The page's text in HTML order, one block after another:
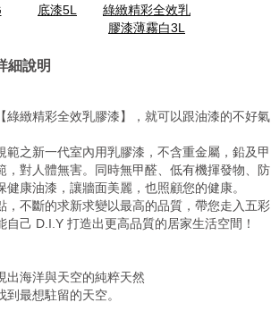
底漆5L
綠緻精彩全效乳
膠漆薄霧白3L
細說明
緻精彩全效乳膠漆】，就可以跟油漆的不好氣
範之新一代室內用乳膠漆，不含重金屬，鉛及甲
對人體無害。同時無甲醛、低有機揮發物、防
康油漆，讓牆面美麗，也照顧您的健康。
不斷的求新求變以最高的品質，帶您走入五彩
己 D.I.Y 打造出更高品質的居家生活空間！
出海洋與天空的純粹天然
最想駐留的天空。